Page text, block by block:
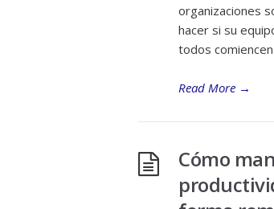
organizaciones
hacer si su
todos
Read More →
Cómo